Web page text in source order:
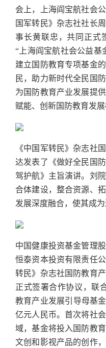
会上，上海阎宝航社会
国军转民》杂志社社长
事长黄联忠，共同正式
“上海阎宝航社会公益基
建立国防教育专项基金
民，助力新时代全民国
为国防教育产业发展提
赋能、创新国防教育发
《中国军转民》杂志社
达发表了《做好全民国
驾护航》主旨演讲。刘
合体建设，整合资源、
发展深度融合，使其成
中国健康投资基金管理
恒泰资本投资有限责任
转民》杂志社国防教育
正式签署合作协议，联
教育产业发展引导母基
亿元人民币。首次将社
域，基金将投入国防教
文创和影视产品的创作